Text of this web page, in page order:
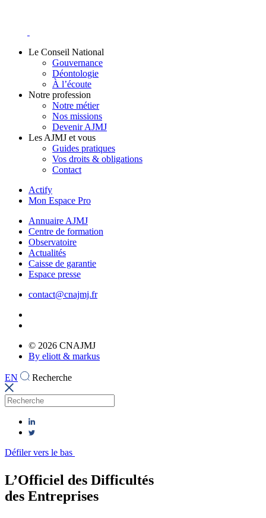
Le Conseil National
Gouvernance
Déontologie
À l’écoute
Notre profession
Notre métier
Nos missions
Devenir AJMJ
Les AJMJ et vous
Guides pratiques
Vos droits & obligations
Contact
Actify
Mon Espace Pro
Annuaire AJMJ
Centre de formation
Observatoire
Actualités
Caisse de garantie
Espace presse
contact@cnajmj.fr
© 2026 CNAJMJ
By eliott & markus
EN Recherche
Défiler vers le bas
L’Officiel des Difficultés
des Entreprises